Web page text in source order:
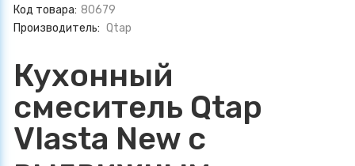
Код товара: 80679
Производитель: Qtap
Кухонный
смеситель Qtap
Vlasta New с